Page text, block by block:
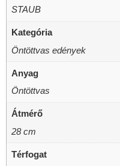
STAUB
Kategória
Öntöttvas edények
Anyag
Öntöttvas
Átmérő
28 cm
Térfogat